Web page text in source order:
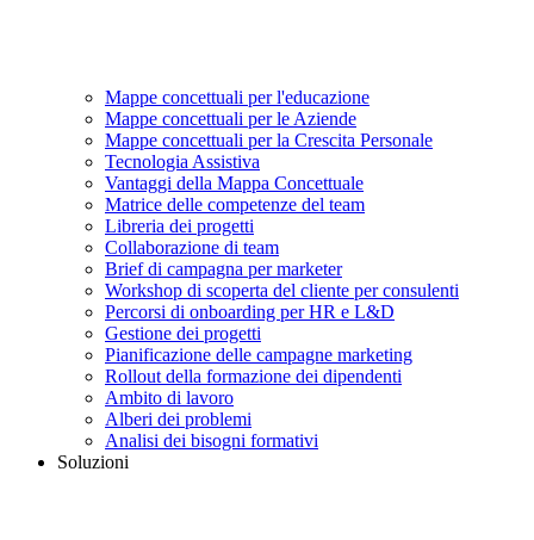
Mappe concettuali per l'educazione
Mappe concettuali per le Aziende
Mappe concettuali per la Crescita Personale
Tecnologia Assistiva
Vantaggi della Mappa Concettuale
Matrice delle competenze del team
Libreria dei progetti
Collaborazione di team
Brief di campagna per marketer
Workshop di scoperta del cliente per consulenti
Percorsi di onboarding per HR e L&D
Gestione dei progetti
Pianificazione delle campagne marketing
Rollout della formazione dei dipendenti
Ambito di lavoro
Alberi dei problemi
Analisi dei bisogni formativi
Soluzioni